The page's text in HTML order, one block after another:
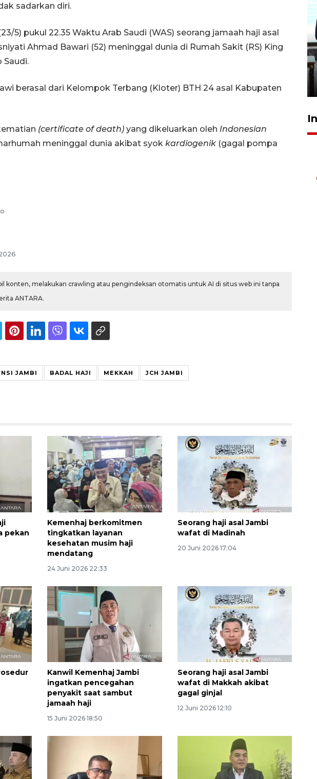
sadarkan diri.
5) pukul 22.35 Waktu Arab Saudi (WAS) seorang jamaah haji asal
Ahmad Bawari (52) meninggal dunia di Rumah Sakit (RS) King
Saudi.
berasal dari Kelompok Terbang (Kloter) BTH 24 asal Kabupaten
(certificate of death) yang dikeluarkan oleh Indonesian
meninggal dunia akibat syok kardiogenik (gagal pompa
konten, melakukan crawling atau pengindeksan otomatis untuk AI di situs web ini tanpa
ANTARA.
JAMBI BADAL HAJI MEKKAH JCH JAMBI
pekan
Kemenhaj berkomitmen
tingkatkan layanan
kesehatan musim haji
mendatang
24 Juni 2026 22:33
Seorang haji asal Jambi
wafat di Madinah
20 Juni 2026 17:04
Kanwil Kemenhaj Jambi
ingatkan pencegahan
penyakit saat sambut
jamaah haji
15 Juni 2026 18:50
Seorang haji asal Jambi
wafat di Makkah akibat
gagal ginjal
12 Juni 2026 12:10
Setengah abad, Bahlil Rilis
7 Agustus 2026 22:59
SPHP jaga harga beras
2026-08-08 06:00:00